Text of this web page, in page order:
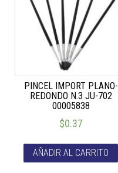
PINCEL IMPORT PLANO-
REDONDO N.3 JU-702
00005838
$0.37
AÑADIR AL CARRITO